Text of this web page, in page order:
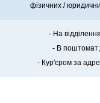
фізичних /
- На
- В поштомат;
- Кур'єром за